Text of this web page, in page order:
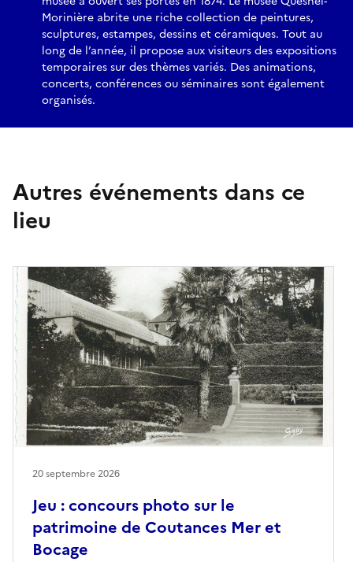
Morinière abrite une riche collection de peintures,
sculptures, estampes, dessins et céramiques. Tout au
long de l’année, il propose aux visiteurs des expositions
temporaires sur des thèmes variés. Des animations,
concerts, conférences ou séminaires sont également
organisés.
Autres événements dans ce
lieu
Jeu : concours photo sur le
patrimoine de Coutances Mer et
Bocage
20 septembre 2026